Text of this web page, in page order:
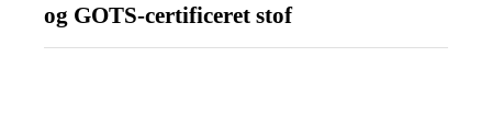
og GOTS-certificeret stof